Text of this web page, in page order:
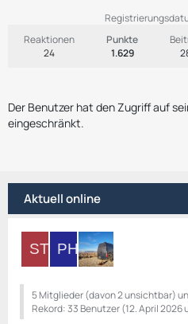
Reaktionen
24
Punkte
1.629
Der Benutzer hat den Zugriff auf
eingeschränkt.
Aktuell online
5 Mitglieder (davon 2 unsichtbar)
Rekord: 33 Benutzer (12. April 2026